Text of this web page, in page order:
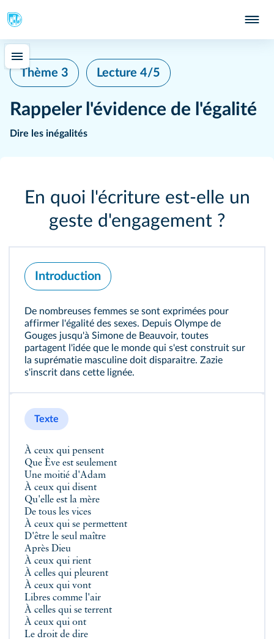
Thème 3 Lecture 4/5
Rappeler l'évidence de l'égalité
Dire les inégalités
En quoi l'écriture est-elle un
geste d'engagement ?
Introduction
De nombreuses femmes se sont exprimées pour
affirmer l'égalité des sexes. Depuis Olympe de
Gouges jusqu'à Simone de Beauvoir, toutes
partagent l'idée que le monde qui s'est construit sur
la suprématie masculine doit disparaitre. Zazie
s'inscrit dans cette lignée.
Texte
À ceux qui pensent
Que Ève est seulement
Une moitié d'Adam
À ceux qui disent
Qu'elle est la mère
De tous les vices
À ceux qui se permettent
D'être le seul maître
Après Dieu
À ceux qui rient
À celles qui pleurent
À ceux qui vont
Libres comme l'air
À celles qui se terrent
À ceux qui ont
Le droit de dire